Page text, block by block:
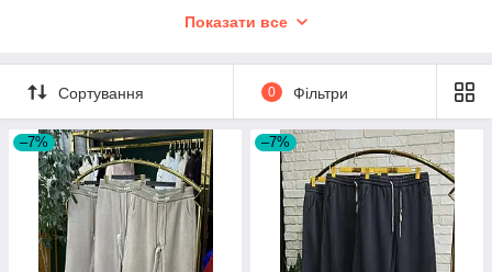
Показати все
Сортування 0 Фільтри
–7% –7%